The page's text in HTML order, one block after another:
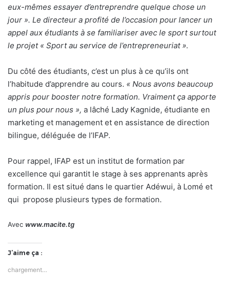
eux-mêmes essayer d’entreprendre quelque chose un
jour ». Le directeur a profité de l’occasion pour lancer un
appel aux étudiants à se familiariser avec le sport surtout
le projet « Sport au service de l’entrepreneuriat ».
Du côté des étudiants, c’est un plus à ce qu’ils ont
l’habitude d’apprendre au cours. « Nous avons beaucoup
appris pour booster notre formation. Vraiment ça apporte
un plus pour nous », a lâché Lady Kagnide, étudiante en
marketing et management et en assistance de direction
bilingue, déléguée de l’IFAP.
Pour rappel, IFAP est un institut de formation par
excellence qui garantit le stage à ses apprenants après
formation. Il est situé dans le quartier Adéwui, à Lomé et
qui propose plusieurs types de formation.
Avec www.macite.tg
J’aime ça :
chargement…